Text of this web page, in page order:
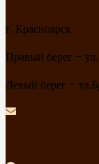
г. Красноярск
Правый берег –
Левый берег –